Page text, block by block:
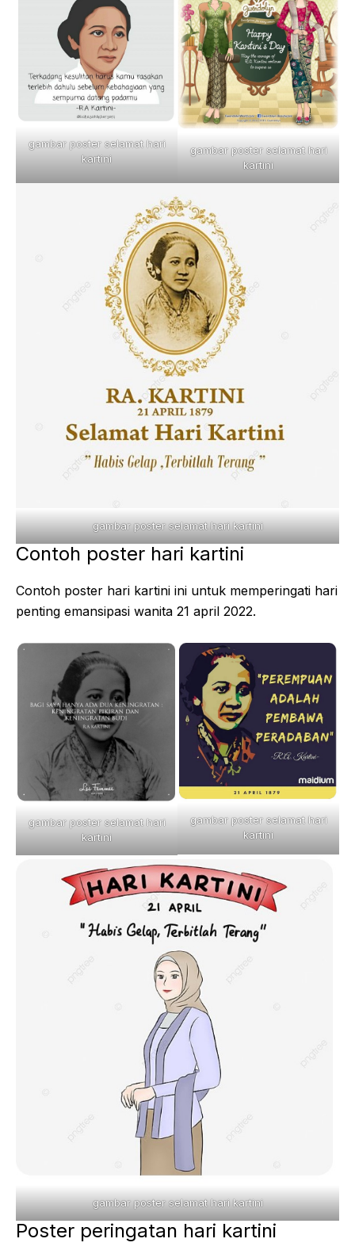
gambar poster selamat hari
kartini
gambar poster selamat hari
kartini
gambar poster selamat hari kartini
Contoh poster hari kartini
Contoh poster hari kartini ini untuk memperingati hari
penting emansipasi wanita 21 april 2022.
gambar poster selamat hari
kartini
gambar poster selamat hari
kartini
gambar poster selamat hari kartini
Poster peringatan hari kartini